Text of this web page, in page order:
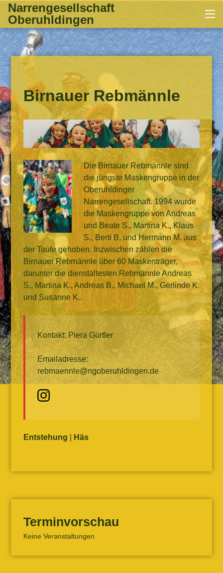
Zum
Inhalt
springen
Narrengesellschaft
Oberuhldingen
Birnauer Rebmännle
Die Birnauer Rebmännle sind
die jüngste Maskengruppe in der
Oberuhldinger
Narrengesellschaft. 1994 wurde
die Maskengruppe von Andreas
und Beate S., Martina K., Klaus
S., Berti B. und Hermann M. aus
der Taufe gehoben. Inzwischen zählen die
Birnauer Rebmännle über 60 Maskenträger,
darunter die dienstältesten Rebmännle Andreas
S., Martina K., Andreas B., Michael M., Gerlinde K.
und Susanne K..
Kontakt: Piera Gürtler
Emailadresse:
rebmaennle@ngoberuhldingen.de
Entstehung Häs
Terminvorschau
Keine Veranstaltungen